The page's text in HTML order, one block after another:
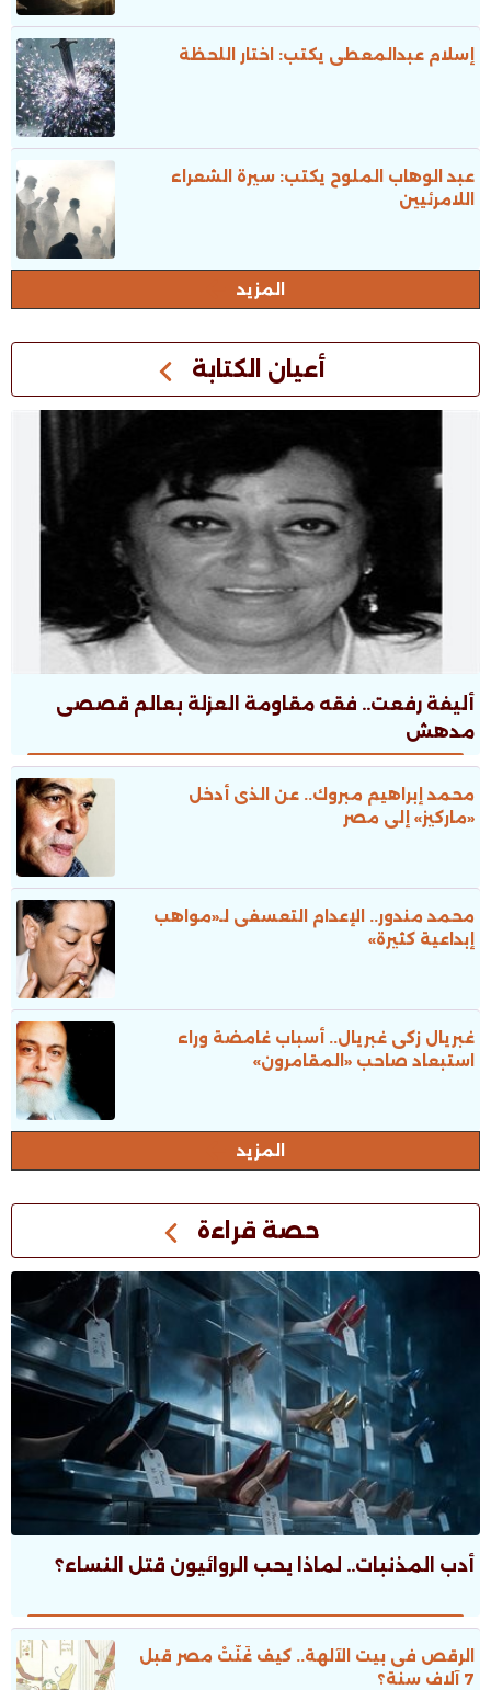
إسلام عبدالمعطى يكتب: اختار اللحظة
عبد الوهاب الملوح يكتب: سيرة الشعراء
اللامرئيين
المزيد
أعيان الكتابة
أليفة رفعت.. فقه مقاومة العزلة بعالم قصصى
مدهش
محمد إبراهيم مبروك.. عن الذى أدخل
«ماركيز» إلى مصر
محمد مندور.. الإعدام التعسفى لـ«مواهب
إبداعية كثيرة»
غبريال زكى غبريال.. أسباب غامضة وراء
استبعاد صاحب «المقامرون»
المزيد
حصة قراءة
أدب المذنبات.. لماذا يحب الروائيون قتل النساء؟
الرقص فى بيت الآلهة.. كيف غَنَّتْ مصر قبل
7 آلاف سنة؟